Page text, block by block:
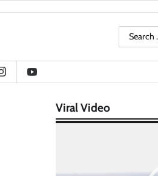
Search
for:
Viral Video